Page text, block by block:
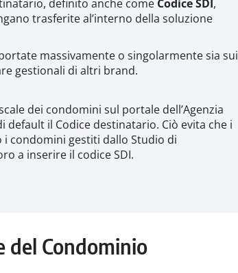
definito anche come Codice SDI,
trasferite al’interno della soluzione
massivamente o singolarmente sia sui
gestionali di altri brand.
dei condomini sul portale dell’Agenzia
il Codice destinatario. Ciò evita che i
condomini gestiti dallo Studio di
a inserire il codice SDI.
del Condominio